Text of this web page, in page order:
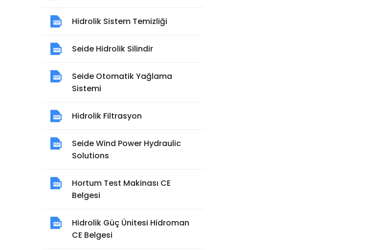
Hidrolik Sistem Temizliği
Seide Hidrolik Silindir
Seide Otomatik Yağlama
Sistemi
Hidrolik Filtrasyon
Seide Wind Power Hydraulic
Solutions
Hortum Test Makinası CE
Belgesi
Hidrolik Güç Ünitesi Hidroman
CE Belgesi